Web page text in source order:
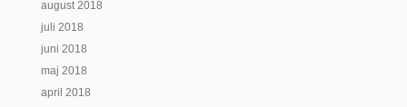
august 2018
juli 2018
juni 2018
maj 2018
april 2018